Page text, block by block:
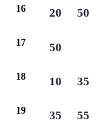
16 20 50
17 50
18 10 35
19 35 55